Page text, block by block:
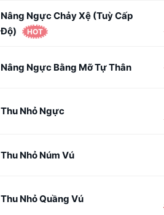
Nâng Ngực Chảy Xệ (tuỳ Cấp
Độ)
HOT
Nâng Ngực Bằng Mỡ Tự Thân
Thu Nhỏ Ngực
Thu Nhỏ Núm Vú
Thu Nhỏ Quầng Vú